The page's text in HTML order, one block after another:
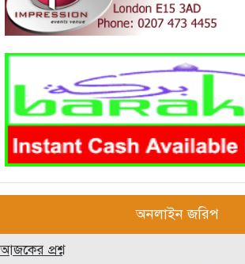
অনলাইন জরিপ
আজকের প্রশ্ন